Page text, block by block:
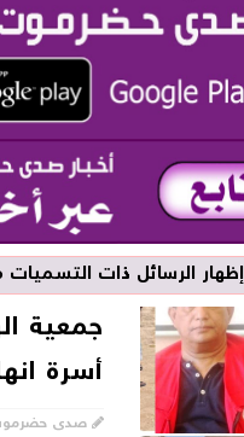
‏إظهار الرسائل ذات التسميات
جمعية
أسرة
صدى